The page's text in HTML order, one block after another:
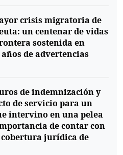
crisis migratoria de
un centenar de vidas
sostenida en
de advertencias
de indemnización y
de servicio para un
intervino en una pelea
de contar con
jurídica de